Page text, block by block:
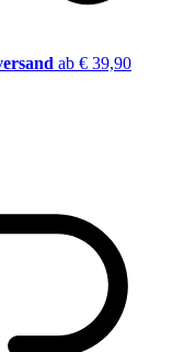
ab € 39,90